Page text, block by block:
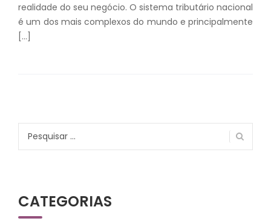
realidade do seu negócio. O sistema tributário nacional
é um dos mais complexos do mundo e principalmente
[…]
CATEGORIAS